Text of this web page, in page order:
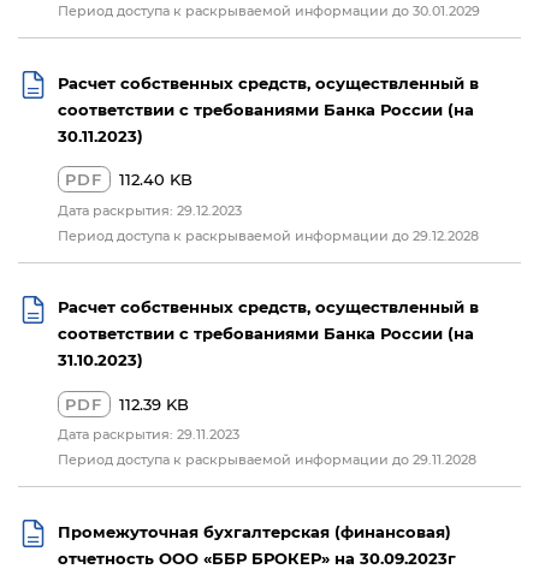
Период доступа к раскрываемой информации до 30.01.2029
Расчет собственных средств, осуществленный в
соответствии с требованиями Банка России (на
30.11.2023)
PDF 112.40 KB
Дата раскрытия: 29.12.2023
Период доступа к раскрываемой информации до 29.12.2028
Расчет собственных средств, осуществленный в
соответствии с требованиями Банка России (на
31.10.2023)
PDF 112.39 KB
Дата раскрытия: 29.11.2023
Период доступа к раскрываемой информации до 29.11.2028
Промежуточная бухгалтерская (финансовая)
отчетность ООО «ББР БРОКЕР» на 30.09.2023г